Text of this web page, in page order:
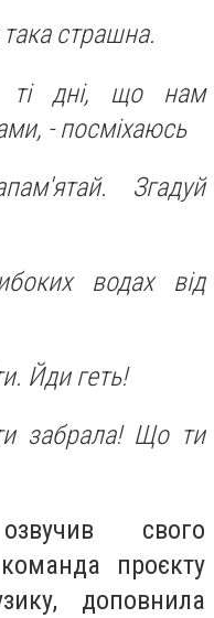
страшна.
ті дні, що нам
- посміхаюсь
Згадуй
водах від
Йди геть!
забрала! Що ти
свого
проєкту
доповнила